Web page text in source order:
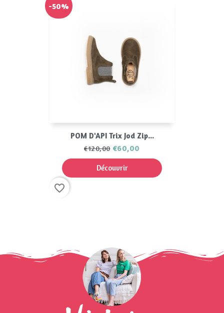
POM D'API Trix Jod Zip...
€120,00 €60,00
Découvrir
-50%
favorite_border